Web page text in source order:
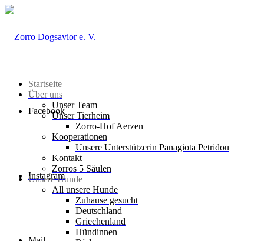
Facebook
Instagram
Startseite
Über uns
Unser Team
Unser Tierheim
Zorro-Hof Aerzen
Kooperationen
Unsere Unterstützerin Panagiota Petridou
Kontakt
Zorros 5 Säulen
Unsere Hunde
All unsere Hunde
Zuhause gesucht
Deutschland
Griechenland
Hündinnen